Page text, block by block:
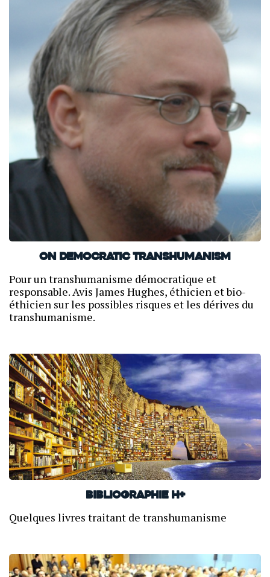
On Democratic Transhumanism
Pour un transhumanisme démocratique et
responsable. Avis James Hughes, éthicien et bio-
éthicien sur les possibles risques et les dérives du
transhumanisme.
Bibliographie H+
Quelques livres traitant de transhumanisme